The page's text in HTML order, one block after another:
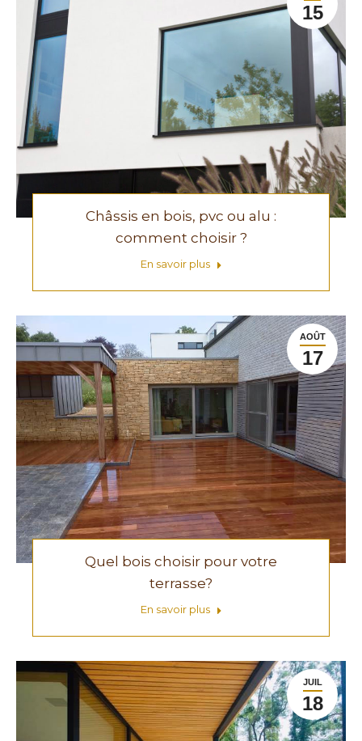
15
Châssis en bois, pvc ou alu :
comment choisir ?
En savoir plus
AOÛT
17
Quel bois choisir pour votre
terrasse?
En savoir plus
JUIL
18